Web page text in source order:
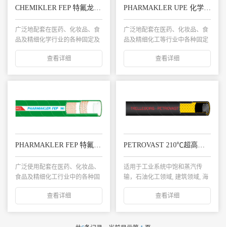
CHEMIKLER FEP 特氟龙化学品排吸管
广泛地配套在医药、化妆品、食
品及精细化学行业的各种固定及
移动安装，可排吸...
查看详细
PHARMAKLER UPE 化学品排吸管
广泛地配套在医药、化妆品、食
品及精细化工等行业中各种固定
或移动的设备上...
查看详细
PHARMAKLER FEP 特氟龙化学品排吸管
广泛使用配套在医药、化妆品、
食品及精细化工行业中的各种固
定或移动设备上...
查看详细
PETROVAST 210℃超高温蒸汽胶管 PETROVAST
适用于工业系统中饱和蒸汽传
输，石油化工领域, 建筑领域, 海
洋作业以及化...
查看详细